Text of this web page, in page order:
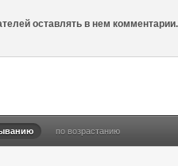
оставлять в нем
по возрастанию